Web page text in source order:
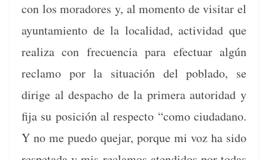
con los moradores y, al momen­to de vis­i­tar el
ayun­tamien­to de la local­i­dad, activi­dad que
real­iza con fre­cuen­cia para efec­tu­ar algún
reclamo por la situación del pobla­do, se
dirige al despa­cho de la primera autori­dad y
fija su posi­ción al respec­to “como ciu­dadano.
Y no me puedo que­jar, porque mi voz ha sido